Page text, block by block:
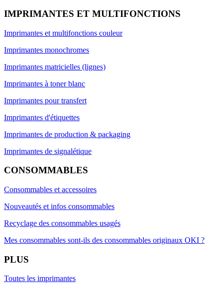
IMPRIMANTES ET MULTIFONCTIONS
Imprimantes et multifonctions couleur
Imprimantes monochromes
Imprimantes matricielles (lignes)
Imprimantes à toner blanc
Imprimantes pour transfert
Imprimantes d'étiquettes
Imprimantes de production & packaging
Imprimantes de signalétique
CONSOMMABLES
Consommables et accessoires
Nouveautés et infos consommables
Recyclage des consommables usagés
Mes consommables sont-ils des consommables originaux OKI ?
PLUS
Toutes les imprimantes